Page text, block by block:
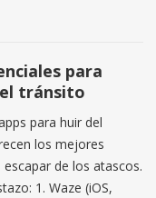
para
tránsito
para huir del
los mejores
de los atascos.
1. Waze (iOS,